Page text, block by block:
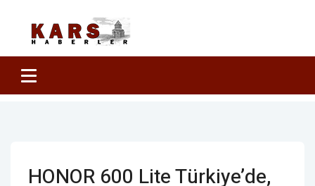
HONOR 600 Lite Türkiye’de,